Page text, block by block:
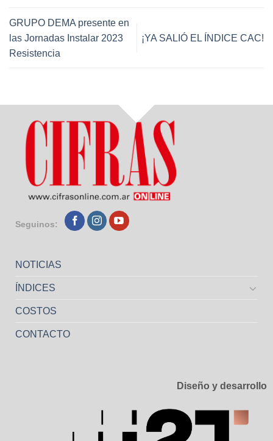
GRUPO DEMA presente en
las Jornadas Instalar 2023
Resistencia
¡YA SALIÓ EL ÍNDICE CAC!
Seguinos:
NOTICIAS
ÍNDICES
COSTOS
CONTACTO
Diseño y desarrollo